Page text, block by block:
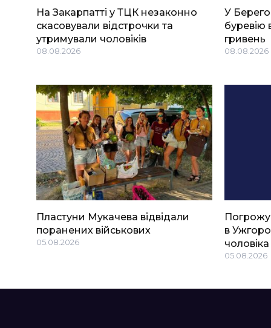
На Закарпатті у ТЦК незаконно
скасовували відстрочки та
утримували чоловіків
08.08.2026
У
буревію
гривень
08.08.2026
Пластуни Мукачева відвідали
поранених військових
05.08.2026
в
чоловіка
05.08.2026